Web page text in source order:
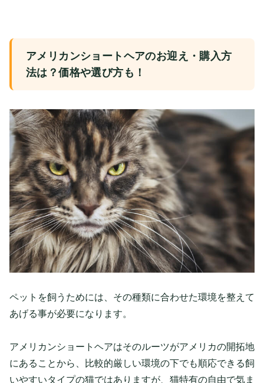
アメリカンショートヘアのお迎え・購入方
法は？価格や選び方も！
ペットを飼うためには、その種類に合わせた環境を整えて
あげる事が必要になります。
アメリカンショートヘアはそのルーツがアメリカの開拓地
にあることから、比較的厳しい環境の下でも順応できる飼
いやすいタイプの猫ではありますが、猫特有の自由で気ま